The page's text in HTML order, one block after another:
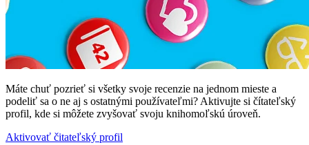
Máte chuť pozrieť si všetky svoje recenzie na jednom mieste a
podeliť sa o ne aj s ostatnými používateľmi? Aktivujte si čítateľský
profil, kde si môžete zvyšovať svoju knihomoľskú úroveň.
Aktivovať čitateľský profil